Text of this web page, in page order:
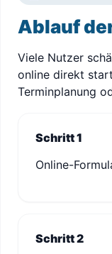
Ablauf
Viele Nutzer
online direkt
Terminplanung
Schritt 1
Online-
Schritt 2